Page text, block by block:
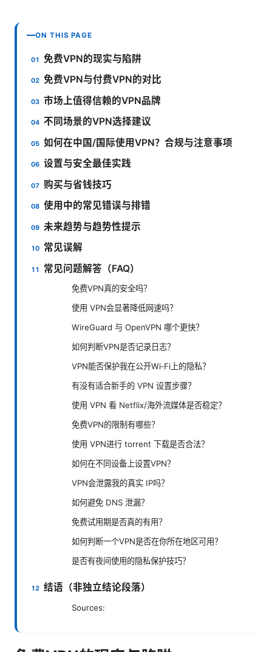
ON THIS PAGE
免费VPN的现实与陷阱
免费VPN与付费VPN的对比
市场上值得信赖的VPN品牌
不同场景的VPN选择建议
如何在中国/国际使用VPN？合规与注意事项
设置与安全最佳实践
购买与省钱技巧
使用中的常见错误与排错
未来趋势与趋势性提示
常见误解
常见问题解答（FAQ）
免费VPN真的安全吗？
使用 VPN会显著降低网速吗？
WireGuard 与 OpenVPN 哪个更快？
如何判断VPN是否记录日志？
VPN能否保护我在公开Wi‑Fi上的隐私？
有没有适合新手的 VPN 设置步骤？
使用 VPN 看 Netflix/海外流媒体是否稳定？
免费VPN的限制有哪些？
使用 VPN进行 torrent 下载是否合法？
如何在不同设备上设置VPN？
VPN会泄露我的真实 IP吗？
如何避免 DNS 泄漏？
免费试用期是否真的有用？
如何判断一个VPN是否在你所在地区可用？
是否有夜间使用的隐私保护技巧？
结语（非独立结论段落）
Sources: